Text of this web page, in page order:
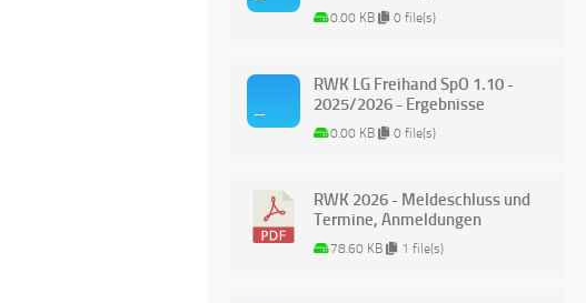
0.00 KB 0 file(s)
RWK LG Freihand SpO 1.10 -
2025/2026 - Ergebnisse
0.00 KB 0 file(s)
RWK 2026 - Meldeschluss und
Termine, Anmeldungen
78.60 KB 1 file(s)